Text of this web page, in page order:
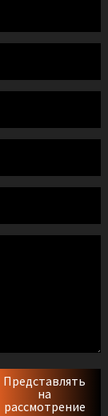
Представлять
на
рассмотрение